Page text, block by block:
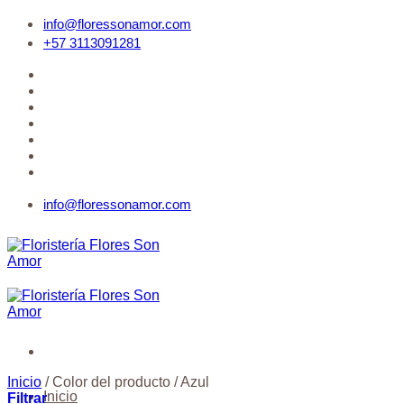
Saltar
contenido
info@floressonamor.com
+57 3113091281
info@floressonamor.com
Inicio
Inicio /Color del producto /Azul
Filtrar